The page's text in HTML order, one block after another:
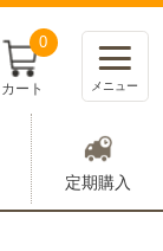
0
カート メニュー
定期購入